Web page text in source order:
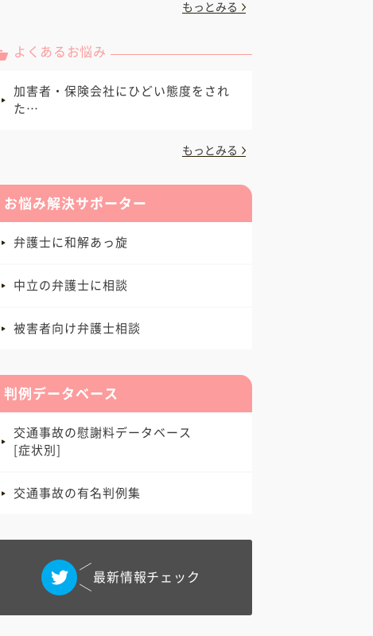
もっとみる
よくあるお悩み
加害者・保険会社にひどい態度をされ
た…
もっとみる
お悩み解決サポーター
弁護士に和解あっ旋
中立の弁護士に相談
被害者向け弁護士相談
判例データベース
交通事故の慰謝料データベース
[症状別]
交通事故の有名判例集
最新情報チェック